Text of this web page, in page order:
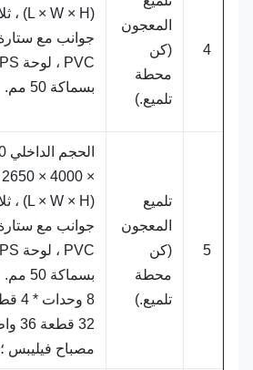
المعجون
محطة
تلميع.)
(L × W × H) ، ثلاثة
جوانب مع ستارة
PVC ، لوحة EPS
بسماكة 50 مم.
المعجون
محطة
تلميع.)
الحجم الداخلي 6900
× 4000 × 2650 مم
(L × W × H) ، ثلاثة
جوانب مع ستارة
PVC ، لوحة EPS
بسماكة 50 مم.
8 وحدات * 4 قطعة =
32 قطعة 36 واط
مصباح فيليبس ؛